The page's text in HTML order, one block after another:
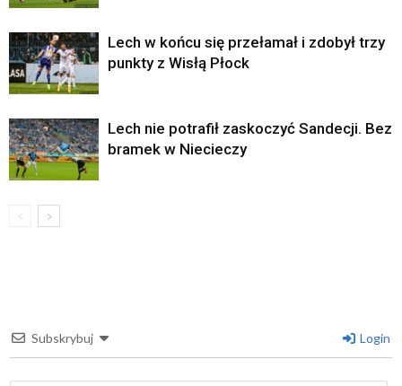
Lech w końcu się przełamał i zdobył trzy
punkty z Wisłą Płock
Lech nie potrafił zaskoczyć Sandecji. Bez
bramek w Niecieczy
Subskrybuj Login